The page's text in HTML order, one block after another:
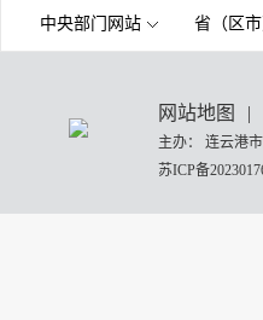
中央部门网站 省（区
网站地图 |
主办： 连云港
苏ICP备